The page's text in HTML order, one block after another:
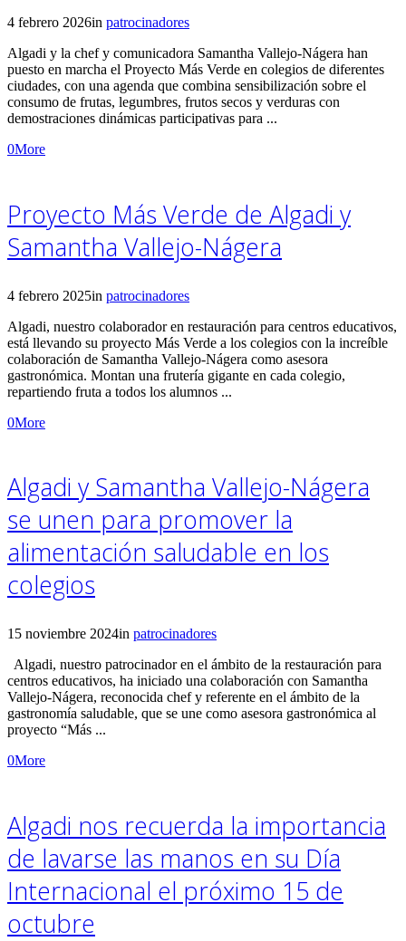
4 febrero 2026in patrocinadores
Algadi y la chef y comunicadora Samantha Vallejo‑Nágera han
puesto en marcha el Proyecto Más Verde en colegios de diferentes
ciudades, con una agenda que combina sensibilización sobre el
consumo de frutas, legumbres, frutos secos y verduras con
demostraciones dinámicas participativas para ...
0More
Proyecto Más Verde de Algadi y
Samantha Vallejo-Nágera
4 febrero 2025in patrocinadores
Algadi, nuestro colaborador en restauración para centros educativos,
está llevando su proyecto Más Verde a los colegios con la increíble
colaboración de Samantha Vallejo-Nágera como asesora
gastronómica. Montan una frutería gigante en cada colegio,
repartiendo fruta a todos los alumnos ...
0More
Algadi y Samantha Vallejo-Nágera
se unen para promover la
alimentación saludable en los
colegios
15 noviembre 2024in patrocinadores
Algadi, nuestro patrocinador en el ámbito de la restauración para
centros educativos, ha iniciado una colaboración con Samantha
Vallejo-Nágera, reconocida chef y referente en el ámbito de la
gastronomía saludable, que se une como asesora gastronómica al
proyecto “Más ...
0More
Algadi nos recuerda la importancia
de lavarse las manos en su Día
Internacional el próximo 15 de
octubre